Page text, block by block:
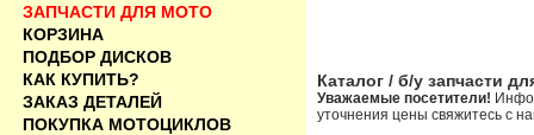
Каталог / б/у запчасти
Уважаемые посетители!
уточнения цены свяжитесь с
ЗАПЧАСТИ ДЛЯ МОТО
КОРЗИНА
ПОДБОР ДИСКОВ
КАК КУПИТЬ?
ЗАКАЗ ДЕТАЛЕЙ
ПОКУПКА МОТОЦИКЛОВ